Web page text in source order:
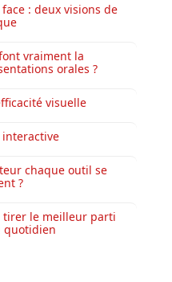
: deux visions de
vraiment la
orales ?
visuelle
chaque outil se
?
tirer le meilleur parti
quotidien